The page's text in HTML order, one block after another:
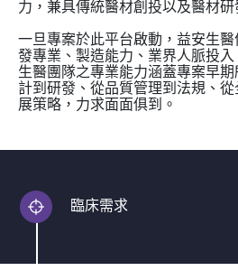
力，兼具傳統醫材創投以及醫材研
一旦專案於此平台啟動，益安生
發專業、製造能力、業界人脈投
生醫團隊之專業能力涵蓋專案早
計到研發、從品質管理到法規、
展策略，力求面面俱到。
臨床需求